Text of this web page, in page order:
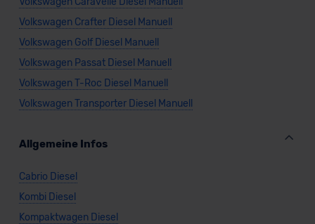
Volkswagen Crafter Diesel Manuell
Volkswagen Golf Diesel Manuell
Volkswagen Passat Diesel Manuell
Volkswagen T-Roc Diesel Manuell
Volkswagen Transporter Diesel Manuell
Allgemeine Infos
Cabrio Diesel
Kombi Diesel
Kompaktwagen Diesel